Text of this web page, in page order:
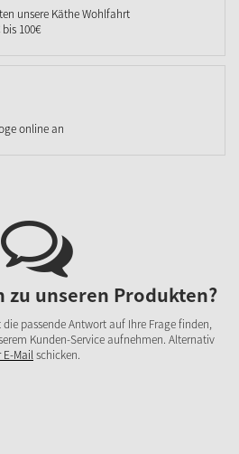
unsere Käthe Wohlfahrt
100€
online an
zu unseren Produkten?
passende Antwort auf Ihre Frage finden,
Kunden-Service aufnehmen. Alternativ
E-Mailschicken.